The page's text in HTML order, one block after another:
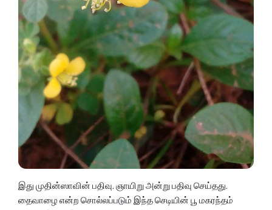
இது முதின்ஸாவின் பதிவு. ஞாயிறு அன்று பதிவு செய்தது.
தைவாழை என்ற சொல்லப்படும் இந்த செடியின் பூ மகரந்தம்